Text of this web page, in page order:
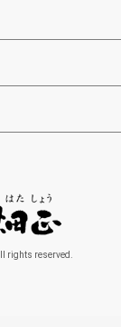
rights reserved.